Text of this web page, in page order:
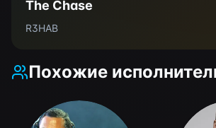
The Chase
R3HAB
Похожие